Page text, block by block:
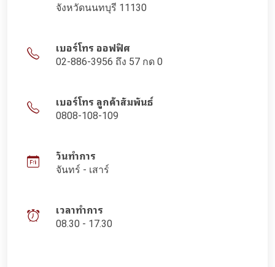
จังหวัดนนทบุรี 11130
เบอร์โทร ออฟฟิศ
02-886-3956 ถึง 57 กด 0
เบอร์โทร ลูกค้าสัมพันธ์
0808-108-109
วันทำการ
จันทร์ - เสาร์
เวลาทำการ
08.30 - 17.30